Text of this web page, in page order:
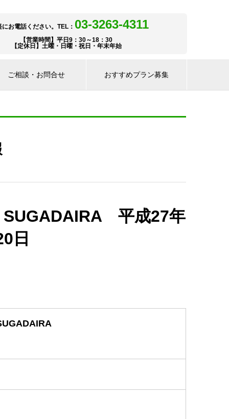
にお電話ください。TEL： 03-3263-4311
【営業時間】平日9：30～18：30
【定休日】土曜・日曜・祝日・年末年始
ご相談・お問合せ おすすめプラン募集
SUGADAIRA 平成27年
日